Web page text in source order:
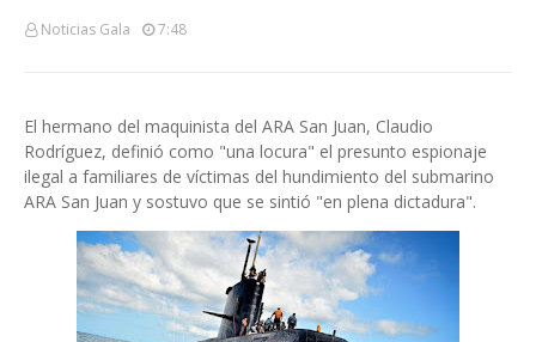
Noticias Gala 7:48
El hermano del maquinista del ARA San Juan, Claudio
Rodríguez, definió como "una locura" el presunto espionaje
ilegal a familiares de víctimas del hundimiento del submarino
ARA San Juan y sostuvo que se sintió "en plena dictadura".